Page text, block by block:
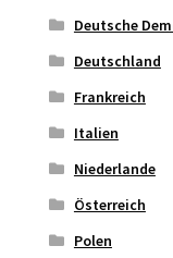
Deutsche
Deutschland
Frankreich
Italien
Niederlande
Österreich
Polen